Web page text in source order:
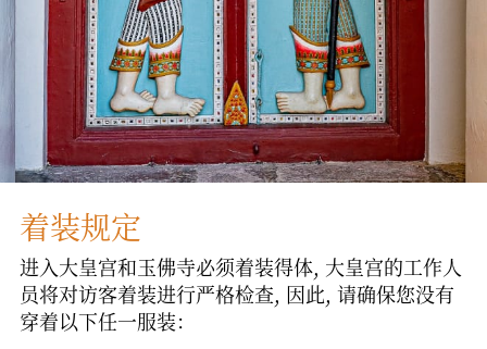
着装规定
进入大皇宫和玉佛寺必须着装得体, 大皇宫的工作人
员将对访客着装进行严格检查, 因此, 请确保您没有
穿着以下任一服装：